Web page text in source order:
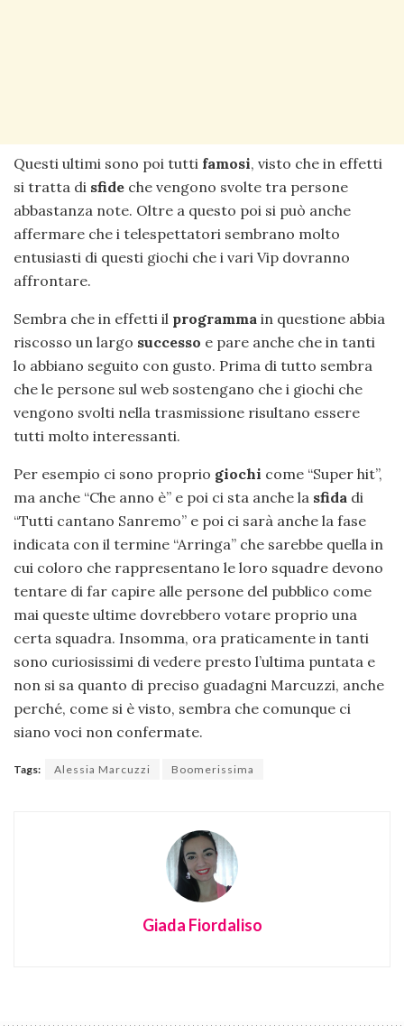
Questi ultimi sono poi tutti famosi, visto che in effetti
si tratta di sfide che vengono svolte tra persone
abbastanza note. Oltre a questo poi si può anche
affermare che i telespettatori sembrano molto
entusiasti di questi giochi che i vari Vip dovranno
affrontare.
Sembra che in effetti il programma in questione abbia
riscosso un largo successo e pare anche che in tanti
lo abbiano seguito con gusto. Prima di tutto sembra
che le persone sul web sostengano che i giochi che
vengono svolti nella trasmissione risultano essere
tutti molto interessanti.
Per esempio ci sono proprio giochi come “Super hit”,
ma anche “Che anno è” e poi ci sta anche la sfida di
“Tutti cantano Sanremo” e poi ci sarà anche la fase
indicata con il termine “Arringa” che sarebbe quella in
cui coloro che rappresentano le loro squadre devono
tentare di far capire alle persone del pubblico come
mai queste ultime dovrebbero votare proprio una
certa squadra. Insomma, ora praticamente in tanti
sono curiosissimi di vedere presto l’ultima puntata e
non si sa quanto di preciso guadagni Marcuzzi, anche
perché, come si è visto, sembra che comunque ci
siano voci non confermate.
Tags: Alessia Marcuzzi Boomerissima
Giada Fiordaliso